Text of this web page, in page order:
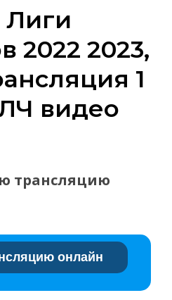
2022 2023,
1
видео
трансляцию
онлайн